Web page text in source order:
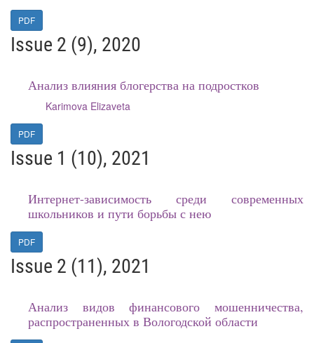
PDF
Issue 2 (9), 2020
Анализ влияния блогерства на подростков
Karimova Elizaveta
PDF
Issue 1 (10), 2021
Интернет-зависимость среди современных
школьников и пути борьбы с нею
PDF
Issue 2 (11), 2021
Анализ видов финансового мошенничества,
распространенных в Вологодской области